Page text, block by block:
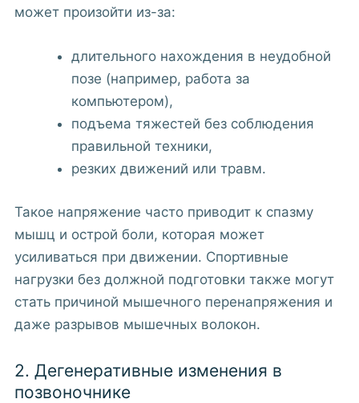
может произойти из-за:
длительного нахождения в неудобной
позе (например, работа за
компьютером),
подъема тяжестей без соблюдения
правильной техники,
резких движений или травм.
Такое напряжение часто приводит к спазму
мышц и острой боли, которая может
усиливаться при движении. Спортивные
нагрузки без должной подготовки также могут
стать причиной мышечного перенапряжения и
даже разрывов мышечных волокон.
2. Дегенеративные изменения в
позвоночнике